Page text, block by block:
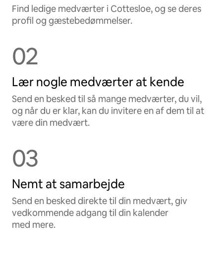
Find ledige medværter i Cottesloe, og se deres
profil og gæstebedømmelser.
02
Lær nogle medværter at kende
Send en besked til så mange medværter, du vil,
og når du er klar, kan du invitere en af dem til at
være din medvært.
03
Nemt at samarbejde
Send en besked direkte til din medvært, giv
vedkommende adgang til din kalender
med mere.